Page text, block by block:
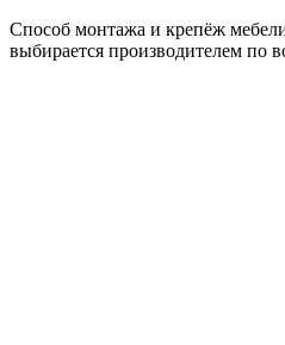
Способ монтажа и крепёж
выбирается производителем по